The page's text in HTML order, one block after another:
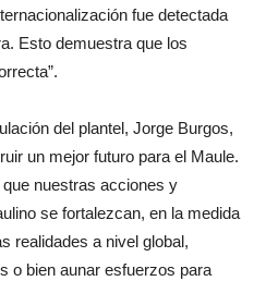
fue detectada
Esto demuestra que los
del plantel, Jorge Burgos,
un mejor futuro para el Maule.
nuestras acciones y
se fortalezcan, en la medida
realidades a nivel global,
o bien aunar esfuerzos para